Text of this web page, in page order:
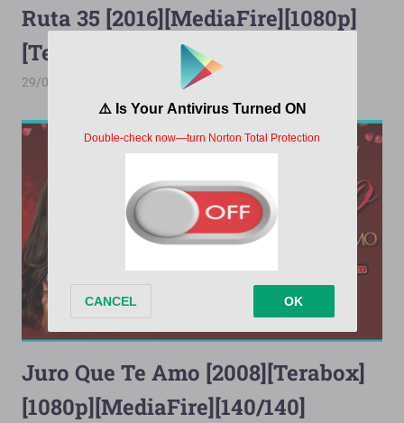
Ruta 35 [2016][MediaFire][1080p]
[Terabox][55/55]
29/06/2026 Ruta 35
Juro Que Te Amo [2008][Terabox]
[1080p][MediaFire][140/140]